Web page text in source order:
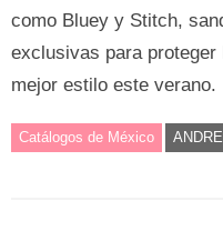
como Bluey y Stitch,
exclusivas para
mejor estilo este verano.
Catálogos de México